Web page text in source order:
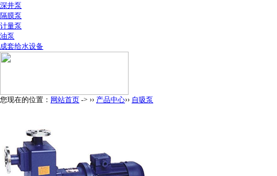
深井泵
隔膜泵
计量泵
油泵
成套给水设备
您现在的位置： 网站首页 -> ›› 产品中心›› 自吸泵